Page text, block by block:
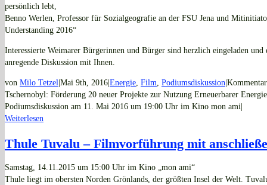
persönlich lebt,
Benno Werlen, Professor für Sozialgeografie an der FSU Jena und
Understanding 2016“
Interessierte Weimarer Bürgerinnen und Bürger sind herzlich eingeladen und
anregende Diskussion mit Ihnen.
von Milo Tetzel Mai 9th, 2016 Energie, Film, Podiumsdiskussion
Tschernobyl: Förderung 20 neuer Projekte zur Nutzung Erneuerbarer
Podiumsdiskussion am 11. Mai 2016 um 19:00 Uhr im Kino mon ami
Weiterlesen
Thule Tuvalu – Filmvorführung mit
Samstag, 14.11.2015 um 15:00 Uhr im Kino „mon ami“
Thule liegt im obersten Norden Grönlands, der größten Insel der Welt.